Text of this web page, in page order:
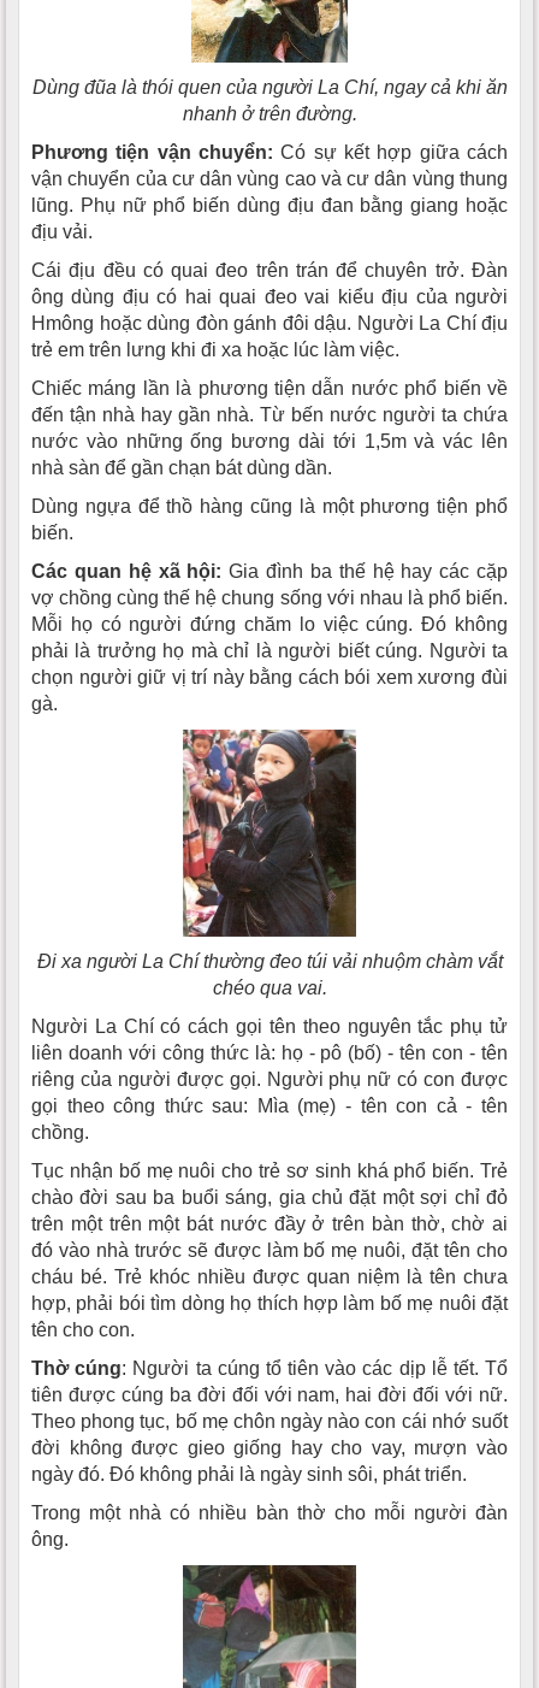
Dùng đũa là thói quen của người La Chí, ngay cả khi ăn
nhanh ở trên đường.
Phương tiện vận chuyển: Có sự kết hợp giữa cách
vận chuyển của cư dân vùng cao và cư dân vùng thung
lũng. Phụ nữ phổ biến dùng địu đan bằng giang hoặc
địu vải.
Cái địu đều có quai đeo trên trán để chuyên trở. Ðàn
ông dùng địu có hai quai đeo vai kiểu địu của người
Hmông hoặc dùng đòn gánh đôi dậu. Người La Chí địu
trẻ em trên lưng khi đi xa hoặc lúc làm việc.
Chiếc máng lần là phương tiện dẫn nước phổ biến về
đến tận nhà hay gần nhà. Từ bến nước người ta chứa
nước vào những ống bương dài tới 1,5m và vác lên
nhà sàn để gần chạn bát dùng dần.
Dùng ngựa để thồ hàng cũng là một phương tiện phổ
biến.
Các quan hệ xã hội: Gia đình ba thế hệ hay các cặp
vợ chồng cùng thế hệ chung sống với nhau là phổ biến.
Mỗi họ có người đứng chăm lo việc cúng. Ðó không
phải là trưởng họ mà chỉ là người biết cúng. Người ta
chọn người giữ vị trí này bằng cách bói xem xương đùi
gà.
Ði xa người La Chí thường đeo túi vải nhuộm chàm vắt
chéo qua vai.
Người La Chí có cách gọi tên theo nguyên tắc phụ tử
liên doanh với công thức là: họ - pô (bố) - tên con - tên
riêng của người được gọi. Người phụ nữ có con được
gọi theo công thức sau: Mìa (mẹ) - tên con cả - tên
chồng.
Tục nhận bố mẹ nuôi cho trẻ sơ sinh khá phổ biến. Trẻ
chào đời sau ba buổi sáng, gia chủ đặt một sợi chỉ đỏ
trên một trên một bát nước đầy ở trên bàn thờ, chờ ai
đó vào nhà trước sẽ được làm bố mẹ nuôi, đặt tên cho
cháu bé. Trẻ khóc nhiều được quan niệm là tên chưa
hợp, phải bói tìm dòng họ thích hợp làm bố mẹ nuôi đặt
tên cho con.
Thờ cúng: Người ta cúng tổ tiên vào các dịp lễ tết. Tổ
tiên được cúng ba đời đối với nam, hai đời đối với nữ.
Theo phong tục, bố mẹ chôn ngày nào con cái nhớ suốt
đời không được gieo giống hay cho vay, mượn vào
ngày đó. Ðó không phải là ngày sinh sôi, phát triển.
Trong một nhà có nhiều bàn thờ cho mỗi người đàn
ông.